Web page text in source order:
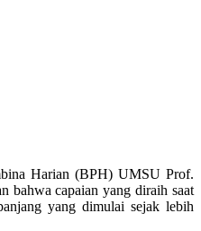
Harian (BPH) UMSU Prof.
bahwa capaian yang diraih saat
yang dimulai sejak lebih